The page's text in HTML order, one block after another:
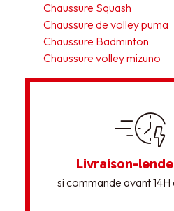
Chaussure Squash
Chaussure de volley puma
Chaussure Badminton
Chaussure volley mizuno
Livraison-
si commande avant